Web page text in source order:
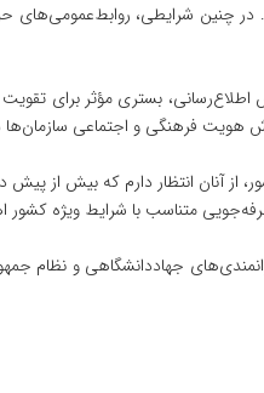
چنین شرایطی، روابط‌عمومی‌های
بستری مؤثر برای تقویت
هویت فرهنگی و اجتماعی سازمان‌ها
از آنان انتظار دارم که بیش از
متناسب با شرایط ویژه کشور
جهاددانشگاهی و نظام